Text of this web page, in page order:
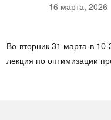
16 марта, 2026
Во вторник 31 марта в
лекция по оптимизации